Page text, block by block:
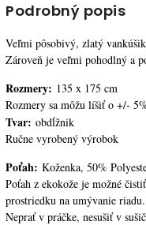
Podrobný popis
Veľmi pôsobivý, zlatý
Zároveň je veľmi pohodlný a
Rozmery: 135 x 175 cm
Rozmery sa môžu líšiť o +/-
Tvar: obdĺžnik
Ručne vyrobený výrobok
Poťah: Koženka, 50%
Poťah z ekokože je možné
prostriedku na umývanie
Neprať v práčke, nesušiť v